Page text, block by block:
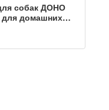
собак ДОНО
для домашних
для собак
Элис Пэт